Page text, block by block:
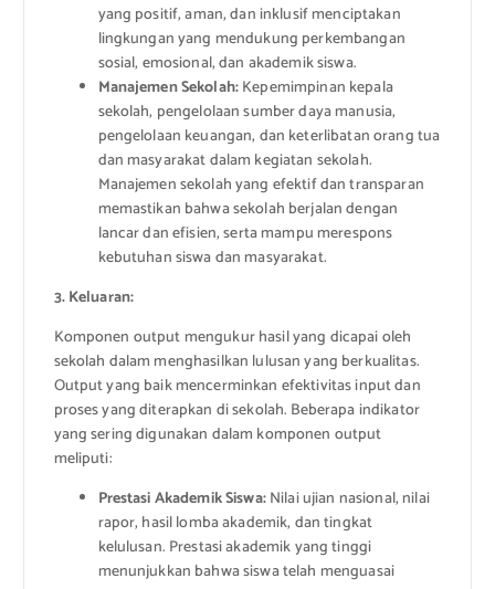
yang positif, aman, dan inklusif menciptakan
lingkungan yang mendukung perkembangan
sosial, emosional, dan akademik siswa.
Manajemen Sekolah:Kepemimpinan kepala
sekolah, pengelolaan sumber daya manusia,
pengelolaan keuangan, dan keterlibatan orang tua
dan masyarakat dalam kegiatan sekolah.
Manajemen sekolah yang efektif dan transparan
memastikan bahwa sekolah berjalan dengan
lancar dan efisien, serta mampu merespons
kebutuhan siswa dan masyarakat.
3. Keluaran:
Komponen output mengukur hasil yang dicapai oleh
sekolah dalam menghasilkan lulusan yang berkualitas.
Output yang baik mencerminkan efektivitas input dan
proses yang diterapkan di sekolah. Beberapa indikator
yang sering digunakan dalam komponen output
meliputi:
Prestasi Akademik Siswa:Nilai ujian nasional, nilai
rapor, hasil lomba akademik, dan tingkat
kelulusan. Prestasi akademik yang tinggi
menunjukkan bahwa siswa telah menguasai